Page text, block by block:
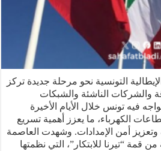
التونسية نحو مرحلة جديدة تركز
الناشئة والشبكات
تونس خلال الأيام الأخيرة
ما يعزز أهمية تسريع
أمن الإمدادات. وشهدت العاصمة
“تيرنا للابتكار”، التي نظمتها